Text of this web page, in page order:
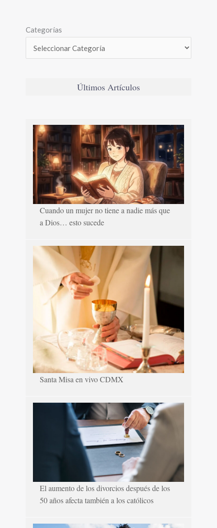
Categorías
Últimos Artículos
Cuando un mujer no tiene a nadie más que
a Dios… esto sucede
Santa Misa en vivo CDMX
El aumento de los divorcios después de los
50 años afecta también a los católicos